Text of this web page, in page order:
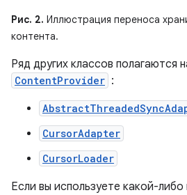
Рис. 2. Иллюстрация переноса
контента.
Ряд других классов полагаются
ContentProvider :
CursorAdapter
CursorLoader
Если вы используете какой-либо